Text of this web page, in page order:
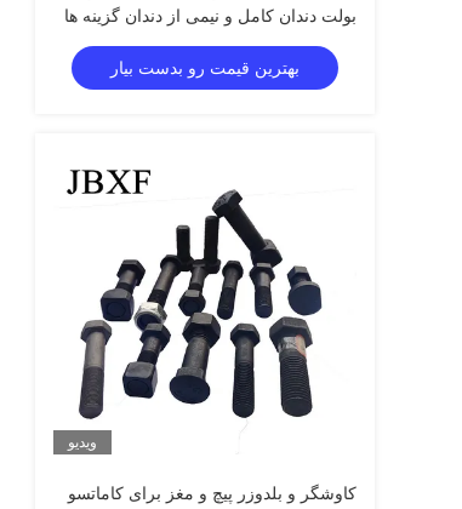
بولت دندان کامل و نیمی از دندان گزینه ها
بهترین قیمت رو بدست بیار
ویدیو
کاوشگر و بلدوزر پیچ و مغز برای کاماتسو